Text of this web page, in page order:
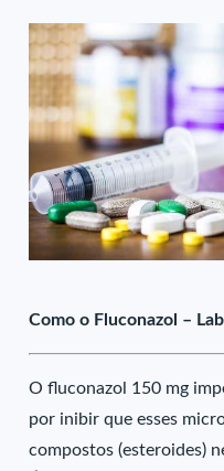
Como o Fluconazol –
O fluconazol 150 mg
por inibir que esses
compostos (esteroides)